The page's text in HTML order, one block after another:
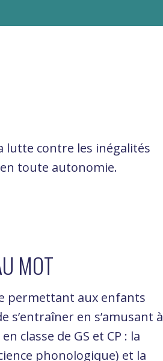
lutte contre les inégalités
toute autonomie.
MOT
permettant aux enfants
s’entraîner en s’amusant à
classe de GS et CP : la
phonologique) et la